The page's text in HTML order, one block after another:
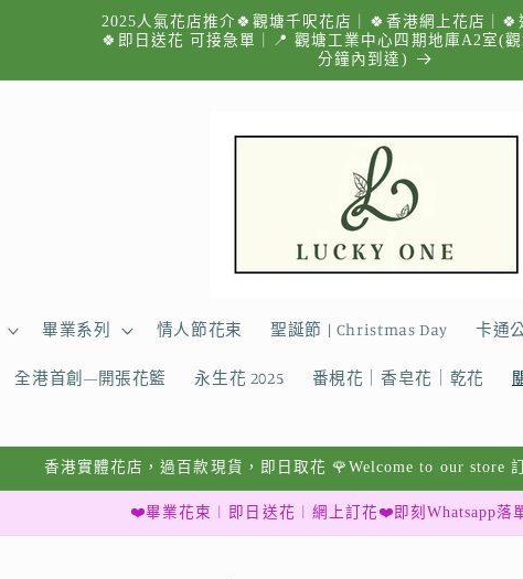
2025人氣花店推介🍀觀塘千呎花店｜🍀香港網上花店｜🍀
🍀即日送花 可接急單｜📍 觀塘工業中心四期地庫A2室(
分鐘內到達)
畢業系列 情人節花束 聖誕節 | Christmas Day 卡通
全港首創—開張花籃 永生花 2025 番梘花｜香皂花｜乾花
香港實體花店，過百款現貨，即日取花 🌹Welcome to our store
❤️畢業花束︱即日送花︱網上訂花❤️即刻Whatsapp落